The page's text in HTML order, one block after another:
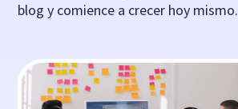
blog y comience a crecer hoy mismo.